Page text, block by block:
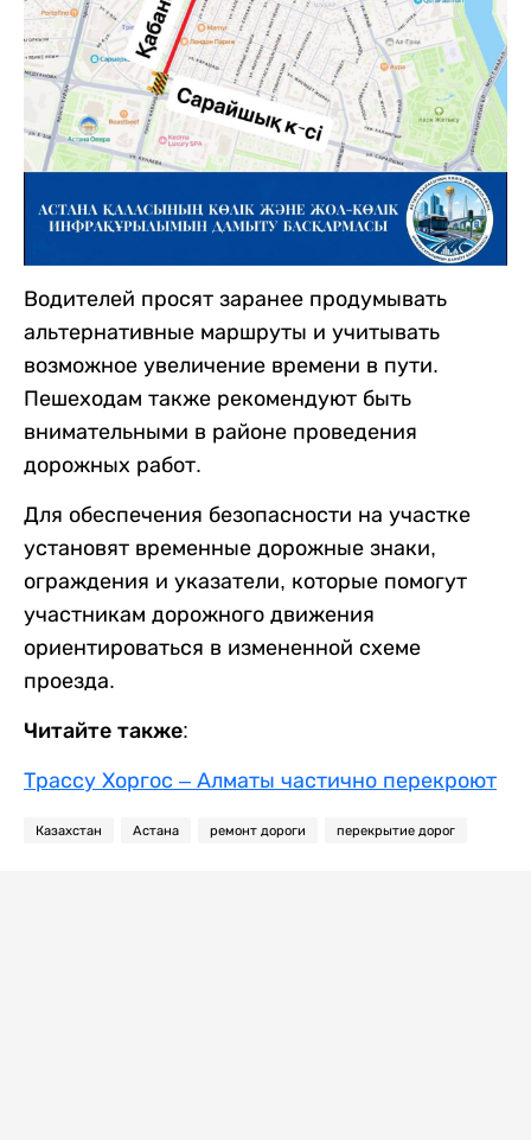
Водителей просят заранее продумывать
альтернативные маршруты и учитывать
возможное увеличение времени в пути.
Пешеходам также рекомендуют быть
внимательными в районе проведения
дорожных работ.
Для обеспечения безопасности на участке
установят временные дорожные знаки,
ограждения и указатели, которые помогут
участникам дорожного движения
ориентироваться в измененной схеме
проезда.
Читайте также:
Трассу Хоргос – Алматы частично перекроют
Казахстан Астана ремонт дороги перекрытие дорог